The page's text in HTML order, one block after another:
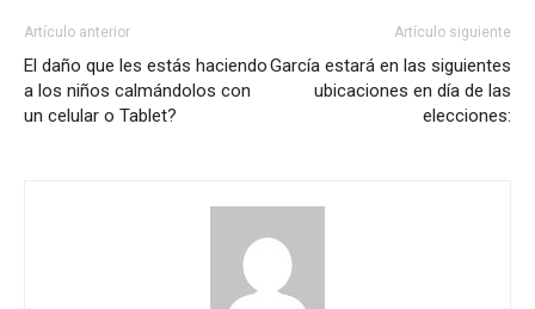
Artículo anterior
El daño que les estás haciendo
a los niños calmándolos con
un celular o Tablet?
Artículo siguiente
García estará en las siguientes
ubicaciones en día de las
elecciones: